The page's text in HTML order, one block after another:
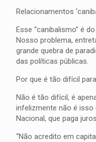
Relacionamentos
Esse “canibalismo” é
Nosso problema,
grande quebra de
das políticas públicas.
Por que é tão difícil
Não é tão difícil, é
infelizmente não é isso
Nacional, que paga
“Não acredito em